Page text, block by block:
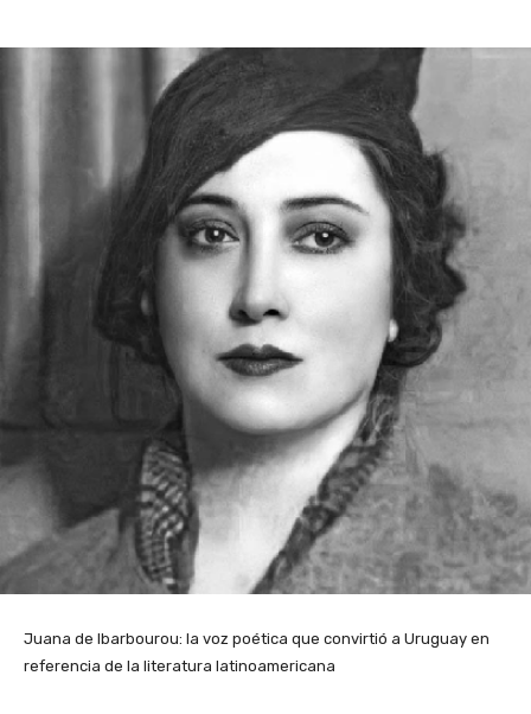
Juana de Ibarbourou: la voz poética que convirtió a Uruguay en
referencia de la literatura latinoamericana